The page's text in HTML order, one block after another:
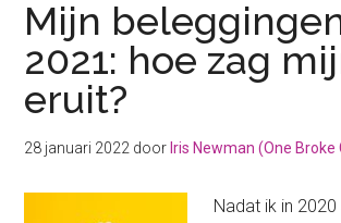
Mijn
2021: hoe zag
eruit?
28 januari 2022 door Iris Newman (One Broke
Nadat ik in